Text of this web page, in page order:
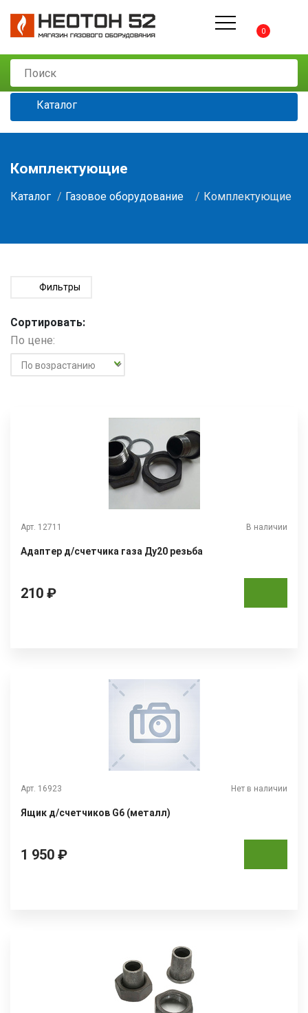
0
Каталог
Комплектующие
Каталог Газовое оборудование Комплектующие
Фильтры
Сортировать:
По цене:
Арт. 12711 В наличии
Адаптер д/счетчика газа Ду20 резьба
210 ₽
Арт. 16923 Нет в наличии
Ящик д/счетчиков G6 (металл)
1 950 ₽